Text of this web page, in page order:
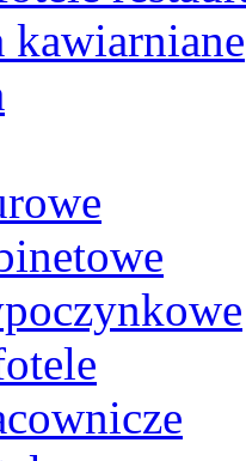
kawiarniane